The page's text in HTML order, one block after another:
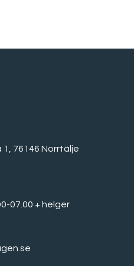
76146 Norrtälje
07.00 + helger